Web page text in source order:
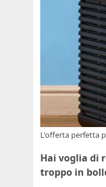
L'offerta perfetta
Hai voglia di
troppo in